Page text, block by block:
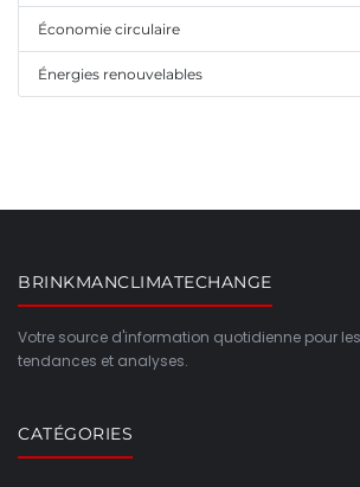
Économie circulaire
Énergies renouvelables
BRINKMANCLIMATECHANGE
Votre source d'information quotidienne pour
tendances et analyses.
CATÉGORIES